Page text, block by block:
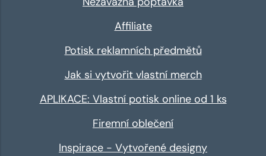
Affiliate
Potisk reklamních předmětů
Jak si vytvořit vlastní merch
APLIKACE: Vlastní potisk online od 1 ks
Firemní oblečení
Inspirace - Vytvořené designy